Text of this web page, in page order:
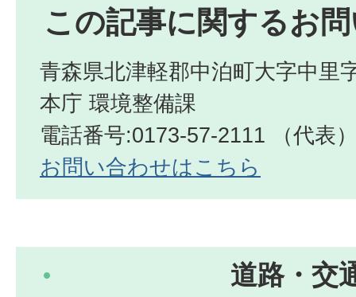
この記事に関するお
青森県北津軽郡中泊町大字中里
本庁 環境整備課
電話番号:0173-57-2111 （代表
お問い合わせはこちら
道路・交